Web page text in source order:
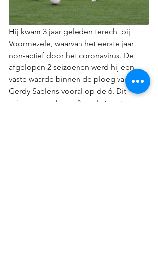
Hij kwam 3 jaar geleden terecht bij
Voormezele, waarvan het eerste jaar
non-actief door het coronavirus. De
afgelopen 2 seizoenen werd hij een
vaste waarde binnen de ploeg van
Gerdy Saelens vooral op de 6. Dit
seizoen goed voor 8 goals toont